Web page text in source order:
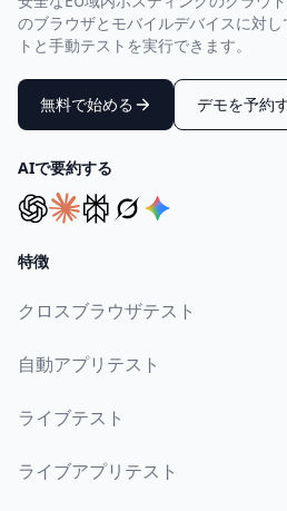
のブラウザとモバイルデバイスに対し
トと手動テストを実行できます。
無料で始める デモを予約
AIで要約する
特徴
クロスブラウザテスト
自動アプリテスト
ライブテスト
ライブアプリテスト